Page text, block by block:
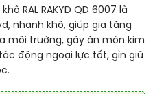
RAL RAKYD QD 6007 là
nhanh khô, giúp gia tăng
môi trường, gây ăn mòn kim
động ngoại lực tốt, gìn giữ